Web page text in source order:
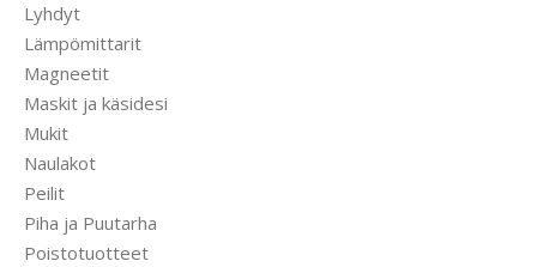
Lyhdyt
Lämpömittarit
Magneetit
Maskit ja käsidesi
Mukit
Naulakot
Peilit
Piha ja Puutarha
Poistotuotteet